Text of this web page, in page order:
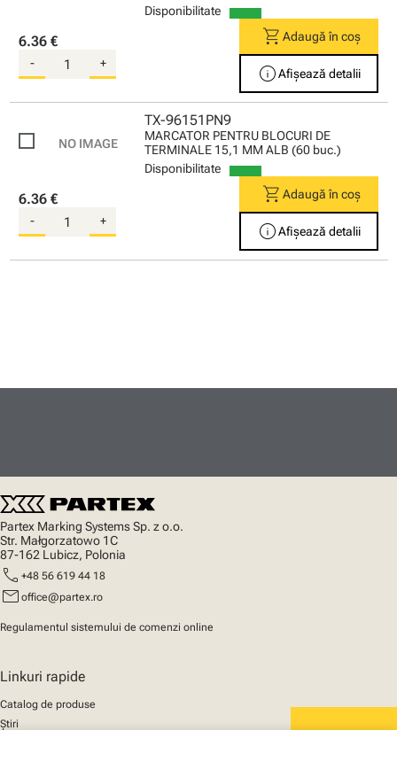
Disponibilitate
6.36 €
- +
shopping_cartAdaugă în coș
infoAfișează detalii
TX-96151PN9
MARCATOR PENTRU BLOCURI DE
TERMINALE 15,1 MM ALB (60 buc.)
Disponibilitate
6.36 €
- +
shopping_cartAdaugă în coș
infoAfișează detalii
Partex Marking Systems Sp. z o.o.
Str. Małgorzatowo 1C
87-162 Lubicz, Polonia
call +48 56 619 44 18
mail office@partex.ro
Regulamentul sistemului de comenzi online
Linkuri rapide
Catalog de produse
Știri